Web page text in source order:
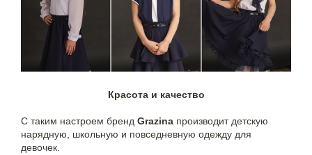
Красота и качество
С таким настроем бренд Grazina производит детскую
нарядную, школьную и повседневную одежду для
девочек.